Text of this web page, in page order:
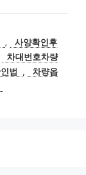
,
사양확인후
차대번호차량
법 ,
차량옵